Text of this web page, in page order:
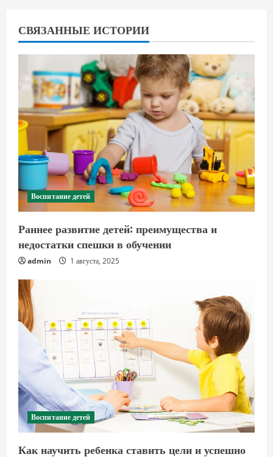
СВЯЗАННЫЕ ИСТОРИИ
Воспитание детей
Раннее развитие детей: преимущества и
недостатки спешки в обучении
admin 1 августа, 2025
Воспитание детей
Как научить ребенка ставить цели и успешно